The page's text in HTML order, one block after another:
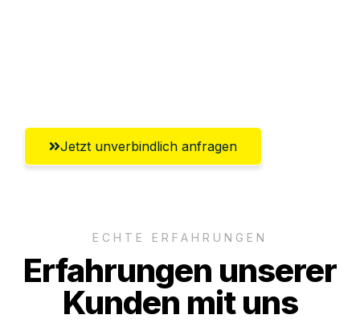
Jetzt unverbindlich anfragen
ECHTE ERFAHRUNGEN
Erfahrungen unserer
Kunden mit uns